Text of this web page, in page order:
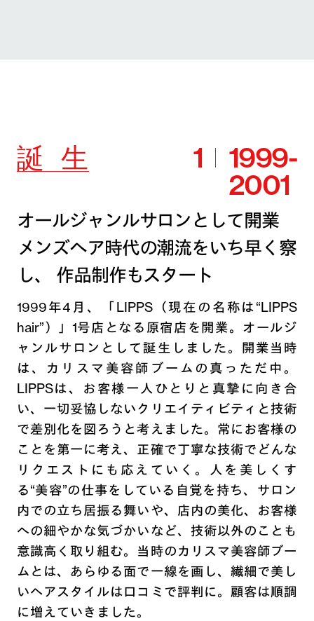
誕 生 1 1999-
2001
オールジャンルサロンとして開業
メンズヘア時代の潮流をいち早く察
し、
作品制作もスタート
1999年4月、「LIPPS（現在の名称は“LIPPS
hair”）」1号店となる原宿店を開業。オールジ
ャンルサロンとして誕生しました。開業当時
は、カリスマ美容師ブームの真っただ中。
LIPPSは、お客様一人ひとりと真摯に向き合
い、一切妥協しないクリエイティビティと技術
で差別化を図ろうと考えました。常にお客様の
ことを第一に考え、正確で丁寧な技術でどんな
リクエストにも応えていく。人を美しくす
る“美容”の仕事をしている自覚を持ち、サロン
内での立ち居振る舞いや、店内の美化、お客様
への細やかな気づかいなど、技術以外のことも
意識高く取り組む。当時のカリスマ美容師ブー
ムとは、あらゆる面で一線を画し、繊細で美し
いヘアスタイルは口コミで評判に。顧客は順調
に増えていきました。